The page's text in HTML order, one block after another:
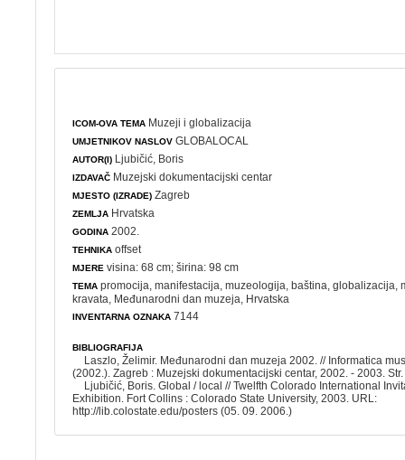
ICOM-OVA TEMA Muzeji i globalizacija
UMJETNIKOV NASLOV GLOBALOCAL
AUTOR(I) Ljubičić, Boris
IZDAVAČ Muzejski dokumentacijski centar
MJESTO (IZRADE) Zagreb
ZEMLJA Hrvatska
GODINA 2002.
TEHNIKA offset
MJERE visina: 68 cm; širina: 98 cm
TEMA promocija ,manifestacija ,muzeologija ,baština ,globalizacija ,
kravata Međunarodni dan muzeja , Hrvatska
INVENTARNA OZNAKA 7144
BIBLIOGRAFIJA
Laszlo, Želimir. Međunarodni dan muzeja 2002. // Informatica
(2002.). Zagreb : Muzejski dokumentacijski centar, 2002. - 2003.
Ljubičić, Boris. Global / local // Twelfth Colorado International
Exhibition. Fort Collins : Colorado State University, 2003. URL:
http://lib.colostate.edu/posters (05. 09. 2006.)